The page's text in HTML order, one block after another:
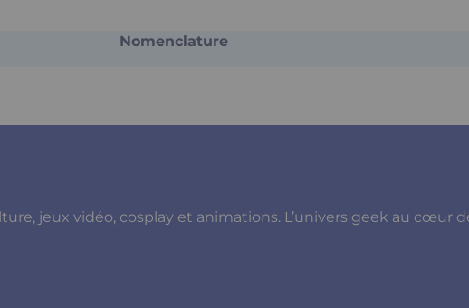
Nomenclature
jeux vidéo, cosplay et animations. L’univers geek au cœur